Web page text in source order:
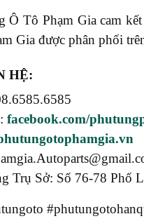
Ô Tô Phạm Gia cam
Gia được phân phối
HỆ:
facebook.com/
Trụ Sở: Số 76-78 Phố